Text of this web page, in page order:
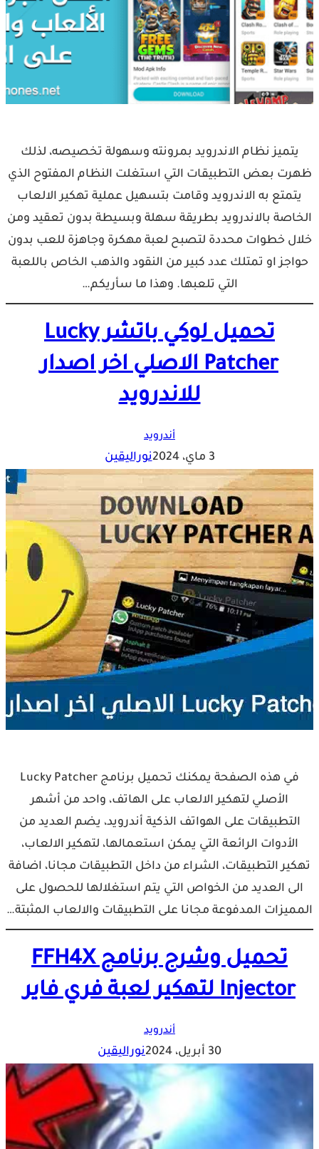
يتميز نظام الاندرويد بمرونته وسهولة تخصيصه، لذلك
ظهرت بعض التطبيقات التي استغلت النظام المفتوح الذي
يتمتع به الاندرويد وقامت بتسهيل عملية تهكير الالعاب
الخاصة بالاندرويد بطريقة سهلة وبسيطة بدون تعقيد ومن
خلال خطوات محددة لتصبح لعبة مهكرة وجاهزة للعب بدون
حواجز او تمتلك عدد كبير من النقود والذهب الخاص باللعبة
التي تلعبها. وهذا ما سأريكم…
تحميل لوكي باتشر Lucky
Patcher الاصلي اخر اصدار
للاندرويد
أندرويد
3 ماي، 2024 نوراليقين
في هذه الصفحة يمكنك تحميل برنامج Lucky Patcher
الأصلي لتهكير الالعاب على الهاتف، واحد من أشهر
التطبيقات على الهواتف الذكية أندرويد، يضم العديد من
الأدوات الرائعة التي يمكن استعمالها، لتهكير الالعاب،
تهكير التطبيقات، الشراء من داخل التطبيقات مجانا، اضافة
الى العديد من الخواص التي يتم استغلالها للحصول على
المميزات المدفوعة مجانا على التطبيقات والالعاب المثبتة…
تحميل وشرح برنامج FFH4X
Injector لتهكير لعبة فري فاير
أندرويد
30 أبريل، 2024 نوراليقين